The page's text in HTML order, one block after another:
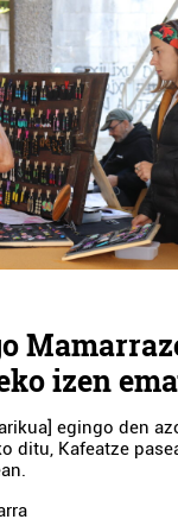
izen
egingo den
ditu, Kafeatze